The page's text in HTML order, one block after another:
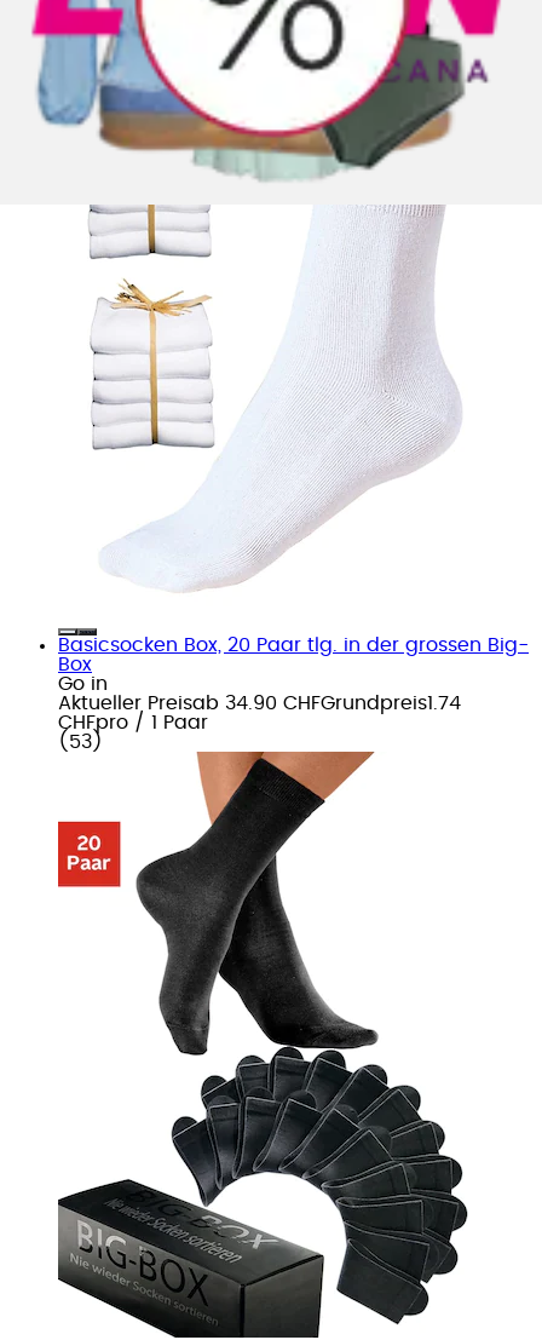
(3)
Basicsocken Box, 20 Paar tlg. in der grossen Big-
Box
Go in
Aktueller Preisab 34.90 CHFGrundpreis1.74
CHFpro / 1 Paar
( 53 )